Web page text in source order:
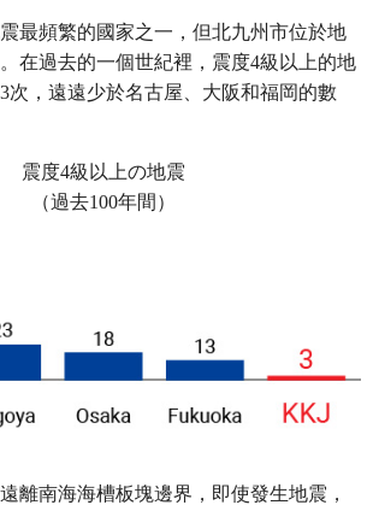
最頻繁的國家之一，但北九州市位於地
在過去的一個世紀裡，震度4級以上的地
次，遠遠少於名古屋、大阪和福岡的數
震度4級以上の地震
（過去100年間）
離南海海槽板塊邊界，即使發生地震，